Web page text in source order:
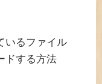
いるファイル
ドする方法